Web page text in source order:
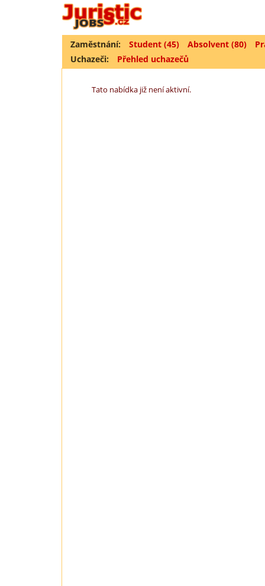
Zaměstnání: Student (45) Absolvent (80)
Uchazeči:
Přehled uchazečů
Tato nabídka již není aktivní.